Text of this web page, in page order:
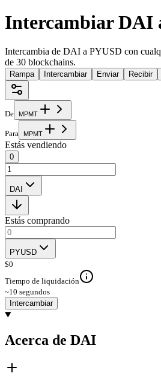
Intercambiar DAI
Intercambia de DAI a PYUSD con
de 30 blockchains.
Rampa Intercambiar Enviar Recibir
De MPMT
Para MPMT
Estás vendiendo
0
DAI
Estás comprando
PYUSD
$0
Tiempo de liquidación
~10 segundos
Intercambiar
Acerca de DAI